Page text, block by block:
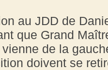
au JDD de
que Grand
vienne de la
doivent se